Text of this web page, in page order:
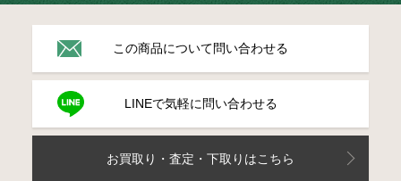
この商品について問い合わせる
LINEで気軽に問い合わせる
お買取り・査定・下取りはこちら